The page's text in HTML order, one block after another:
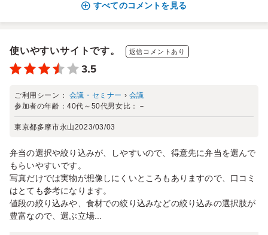
すべてのコメントを見る
使いやすいサイトです。 返信コメントあり
3.5
ご利用シーン： 会議・セミナー › 会議
参加者の年齢：40代～50代男女比： －
東京都多摩市永山2023/03/03
弁当の選択や絞り込みが、しやすいので、得意先に弁当を選んで
もらいやすいです。
写真だけでは実物が想像しにくいところもありますので、口コミ
はとても参考になります。
値段の絞り込みや、食材での絞り込みなどの絞り込みの選択肢が
豊富なので、選ぶ立場...